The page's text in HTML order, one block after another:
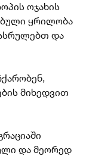
ოჯახის
ყრილობა
და
მიხედვით
და მეორედ